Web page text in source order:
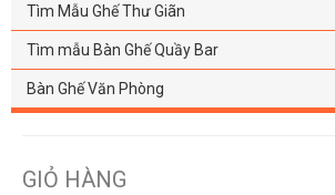
Tìm Mẫu Ghế Thư Giãn
Tìm mẫu Bàn Ghế Quầy Bar
Bàn Ghế Văn Phòng
GIỎ HÀNG